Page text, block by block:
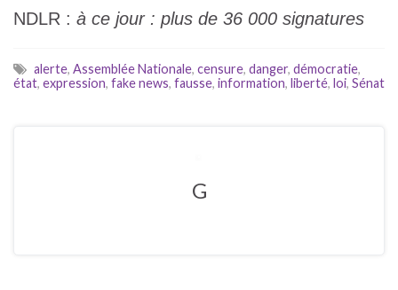
NDLR : à ce jour : plus de 36 000 signatures
alerte, Assemblée Nationale, censure, danger, démocratie,
état, expression, fake news, fausse, information, liberté, loi, Sénat
G